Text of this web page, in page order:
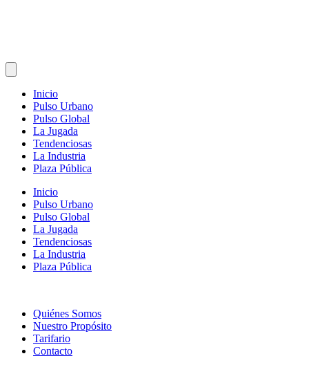
Inicio
Pulso Urbano
Pulso Global
La Jugada
Tendenciosas
La Industria
Plaza Pública
Inicio
Pulso Urbano
Pulso Global
La Jugada
Tendenciosas
La Industria
Plaza Pública
Quiénes Somos
Nuestro Propósito
Tarifario
Contacto